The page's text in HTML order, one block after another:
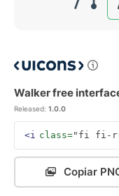
Walker free
Released: 1.0.0
<i class="fi fi-
Copiar